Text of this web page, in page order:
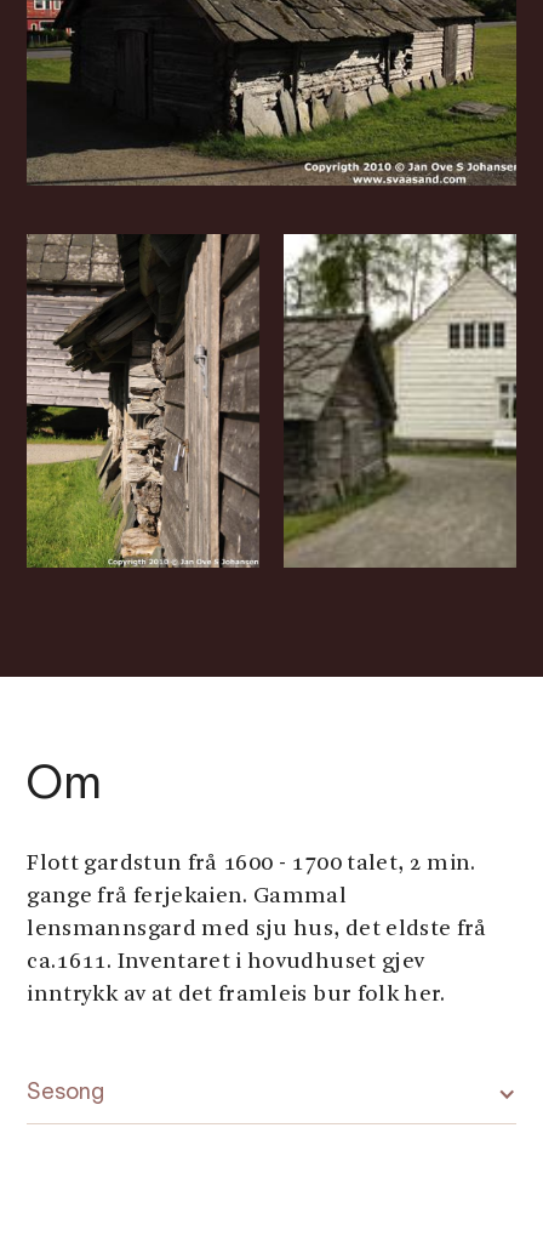
Om
Flott gardstun frå 1600 - 1700 talet, 2 min.
gange frå ferjekaien. Gammal
lensmannsgard med sju hus, det eldste frå
ca.1611. Inventaret i hovudhuset gjev
inntrykk av at det framleis bur folk her.
Sesong